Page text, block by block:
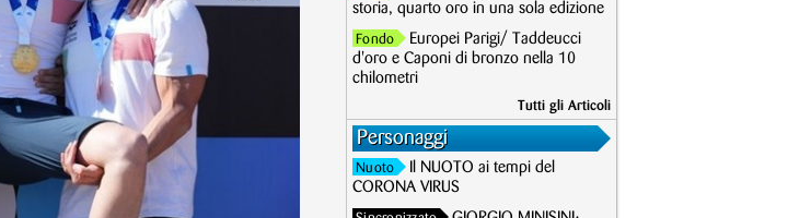
storia, quarto oro in una sola edizione
Fondo
Europei Parigi/ Taddeucci
d'oro e Caponi di bronzo nella 10
chilometri
Tutti gli Articoli
Personaggi
Nuoto
Il NUOTO ai tempi del
CORONA VIRUS